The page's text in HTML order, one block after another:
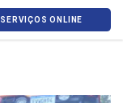
SERVIÇOS ONLINE